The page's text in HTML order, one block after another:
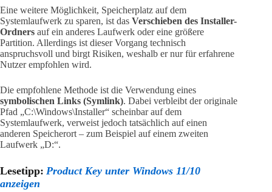
Eine weitere Möglichkeit, Speicherplatz auf dem
Systemlaufwerk zu sparen, ist das Verschieben des Installer-
Ordners auf ein anderes Laufwerk oder eine größere
Partition. Allerdings ist dieser Vorgang technisch
anspruchsvoll und birgt Risiken, weshalb er nur für erfahrene
Nutzer empfohlen wird.
Die empfohlene Methode ist die Verwendung eines
symbolischen Links (Symlink). Dabei verbleibt der originale
Pfad „C:\Windows\Installer“ scheinbar auf dem
Systemlaufwerk, verweist jedoch tatsächlich auf einen
anderen Speicherort – zum Beispiel auf einem zweiten
Laufwerk „D:“.
Lesetipp: Product Key unter Windows 11/10
anzeigen